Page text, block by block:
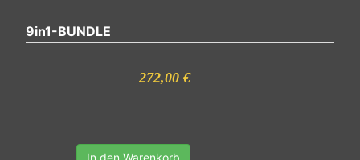
9in1-BUNDLE
272,00 €